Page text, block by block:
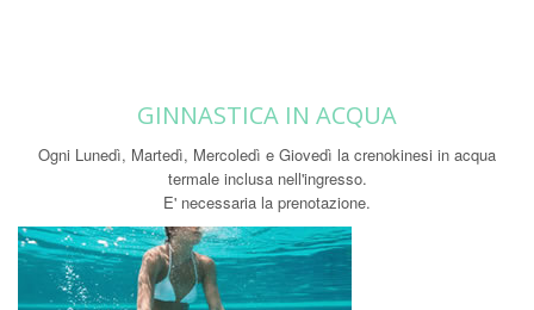
GINNASTICA IN ACQUA
Ogni Lunedì, Martedì, Mercoledì e Giovedì la crenokinesi in acqua
termale inclusa nell'ingresso.
E' necessaria la prenotazione.